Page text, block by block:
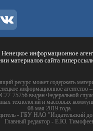
информационное
материалов сайта
ресурс может содержать
информационное агентство
75756 выдан Федеральной
технологий и массовых
08 мая 2019 года.
- ГБУ НАО "Издательский
Главный редактор - Е.Ю.